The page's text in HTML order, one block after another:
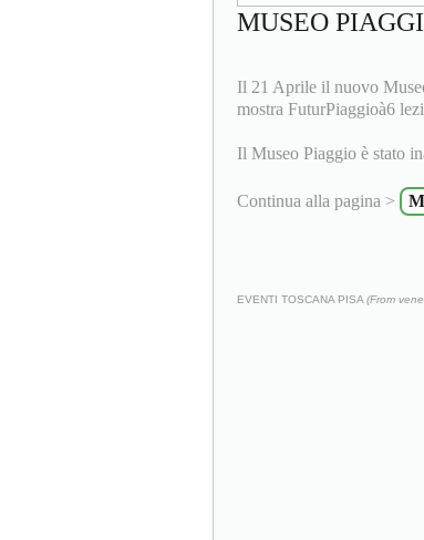
MUSEO
Il 21 Aprile il nuovo
mostra FuturPiaggioà6
Il Museo Piaggio è stato
Continua alla pagina >
EVENTI TOSCANA PISA (From